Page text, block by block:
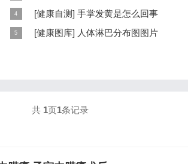
细内容。涉及到全身的各个反射区，以及自然疗
外...
耳穴在耳郭的分布有一定规律，耳穴在耳郭的
儿，头部朝下，臀部朝上。其分布的规律是，与
相...
[健康自测] 手掌发黄是怎么回事
手掌发黄，一般是血管内血液不充盈或是皮肤
[健康图库] 人体淋巴分布图图片
共 1页1条记录